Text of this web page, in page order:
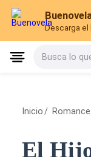
Descarga el
Busca lo
Inicio / Romance
El